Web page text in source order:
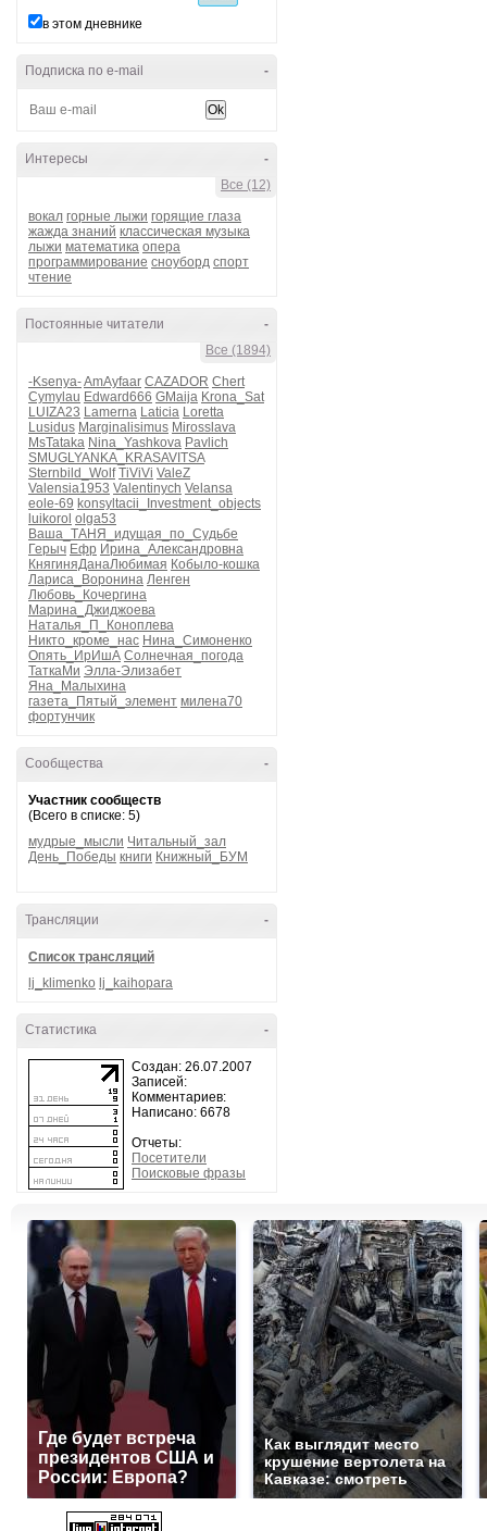
в этом дневнике
-
Подписка по e-mail
-
Интересы
Все (12)
вокал горные лыжи горящие глаза
жажда знаний классическая музыка
лыжи математика опера
программирование сноуборд спорт
чтение
-
Постоянные читатели
Все (1894)
-Ksenya-AmAyfaar CAZADOR Chert
Cymylau Edward666 GMaija Krona_Sat
LUIZA23 Lamerna Laticia Loretta
Lusidus Marginalisimus Mirosslava
MsTataka Nina_Yashkova Pavlich
SMUGLYANKA_KRASAVITSA
Sternbild_Wolf TiViVi ValeZ
Valensia1953 Valentinych Velansa
eole-69 konsyltacii_Investment_objects
luikorol olga53
Ваша_ТАНЯ_идущая_по_Судьбе
Герыч Ефр Ирина_Александровна
КнягиняДанаЛюбимая Кобыло-кошка
Лариса_Воронина Ленген
Любовь_Кочергина
Марина_Джиджоева
Наталья_П_Коноплева
Никто_кроме_нас Нина_Симоненко
Опять_ИрИшА Солнечная_погода
ТаткаМи Элла-Элизабет
Яна_Малыхина
газета_Пятый_элемент милена70
фортунчик
-
Сообщества
Участник сообществ
(Всего в списке: 5)
мудрые_мысли Читальный_зал
День_Победы книги Книжный_БУМ
-
Трансляции
Список трансляций
lj_klimenko lj_kaihopara
-
Статистика
Создан: 26.07.2007
Записей:
Комментариев:
Написано: 6678
Отчеты:
Посетители
Поисковые фразы
Где будет встреча
президентов США и
России: Европа?
Как выглядит место
крушение вертолета на
Кавказе: смотреть